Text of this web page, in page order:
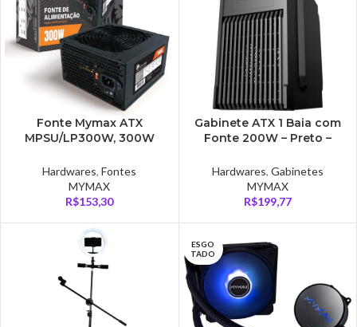
Fonte Mymax ATX
MPSU/LP300W, 300W
Cabo, Preto
Hardwares,Fontes
MYMAX
R$153,30
Gabinete ATX 1 Baia com
Fonte 200W – Preto –
Hardwares, Gabinetes
MYMAX
R$199,77
ESGO
TADO